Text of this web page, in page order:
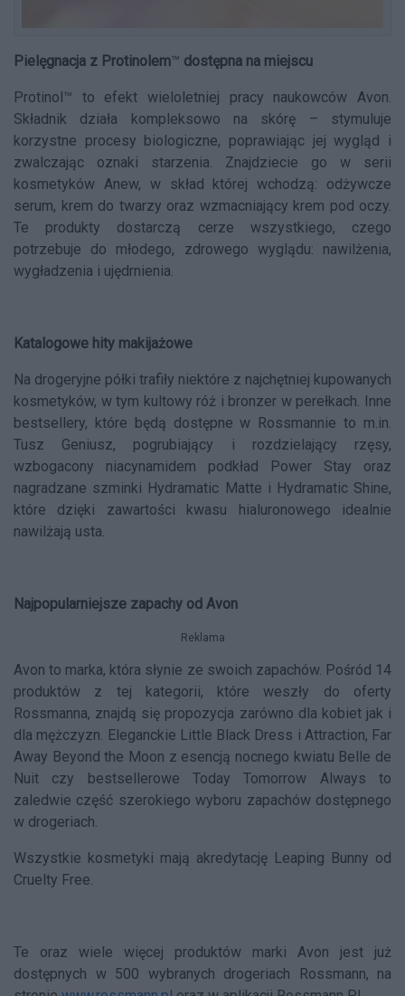
Pielęgnacja z Protinolem™ dostępna na miejscu
Protinol™ to efekt wieloletniej pracy naukowców Avon.
Składnik działa kompleksowo na skórę – stymuluje
korzystne procesy biologiczne, poprawiając jej wygląd i
zwalczając oznaki starzenia. Znajdziecie go w serii
kosmetyków Anew, w skład której wchodzą: odżywcze
serum, krem do twarzy oraz wzmacniający krem pod oczy.
Te produkty dostarczą cerze wszystkiego, czego
potrzebuje do młodego, zdrowego wyglądu: nawilżenia,
wygładzenia i ujędrnienia.
Katalogowe hity makijażowe
Na drogeryjne półki trafiły niektóre z najchętniej kupowanych
kosmetyków, w tym kultowy róż i bronzer w perełkach. Inne
bestsellery, które będą dostępne w Rossmannie to m.in.
Tusz Geniusz, pogrubiający i rozdzielający rzęsy,
wzbogacony niacynamidem podkład Power Stay oraz
nagradzane szminki Hydramatic Matte i Hydramatic Shine,
które dzięki zawartości kwasu hialuronowego idealnie
nawilżają usta.
Najpopularniejsze zapachy od Avon
Reklama
Avon to marka, która słynie ze swoich zapachów. Pośród 14
produktów z tej kategorii, które weszły do oferty
Rossmanna, znajdą się propozycja zarówno dla kobiet jak i
dla mężczyzn. Eleganckie Little Black Dress i Attraction, Far
Away Beyond the Moon z esencją nocnego kwiatu Belle de
Nuit czy bestsellerowe Today Tomorrow Always to
zaledwie część szerokiego wyboru zapachów dostępnego
w drogeriach.
Wszystkie kosmetyki mają akredytację Leaping Bunny od
Cruelty Free.
Te oraz wiele więcej produktów marki Avon jest już
dostępnych w 500 wybranych drogeriach Rossmann, na